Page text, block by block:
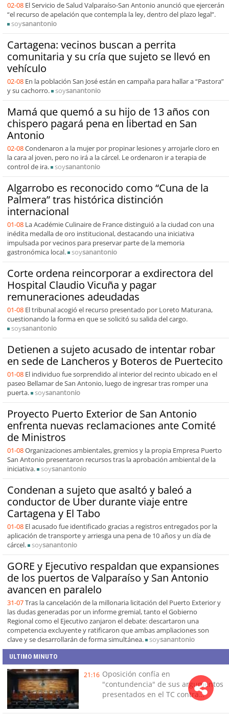
02-08 El Servicio de Salud Valparaíso-San Antonio anunció que ejercerán
“el recurso de apelación que contempla la ley, dentro del plazo legal”.
soysanantonio
Cartagena: vecinos buscan a perrita
comunitaria y su cría que sujeto se llevó en
vehículo
02-08 En la población San José están en campaña para hallar a “Pastora”
y su cachorro.
soysanantonio
Mamá que quemó a su hijo de 13 años con
chispero pagará pena en libertad en San
Antonio
02-08Condenaron a la mujer por propinar lesiones y arrojarle cloro en
la cara al joven, pero no irá a la cárcel. Le ordenaron ir a terapia de
control de ira.
soysanantonio
Algarrobo es reconocido como “Cuna de la
Palmera” tras histórica distinción
internacional
01-08 La Académie Culinaire de France distinguió a la ciudad con una
inédita medalla de oro institucional, destacando una iniciativa
impulsada por vecinos para preservar parte de la memoria
gastronómica local.
soysanantonio
Corte ordena reincorporar a exdirectora del
Hospital Claudio Vicuña y pagar
remuneraciones adeudadas
01-08 El tribunal acogió el recurso presentado por Loreto Maturana,
cuestionando la forma en que se solicitó su salida del cargo.
soysanantonio
Detienen a sujeto acusado de intentar robar
en sede de Lancheros y Boteros de Puertecito
01-08 El individuo fue sorprendido al interior del recinto ubicado en el
paseo Bellamar de San Antonio, luego de ingresar tras romper una
puerta.
soysanantonio
Proyecto Puerto Exterior de San Antonio
enfrenta nuevas reclamaciones ante Comité
de Ministros
01-08Organizaciones ambientales, gremios y la propia Empresa Puerto
San Antonio presentaron recursos tras la aprobación ambiental de la
iniciativa.
soysanantonio
Condenan a sujeto que asaltó y baleó a
conductor de Uber durante viaje entre
Cartagena y El Tabo
01-08 El acusado fue identificado gracias a registros entregados por la
aplicación de transporte y arriesga una pena de 10 años y un día de
cárcel.
soysanantonio
GORE y Ejecutivo respaldan que expansiones
de los puertos de Valparaíso y San Antonio
avancen en paralelo
31-07Tras la cancelación de la millonaria licitación del Puerto Exterior y
las dudas generadas por un informe gremial, tanto el Gobierno
Regional como el Ejecutivo zanjaron el debate: descartaron una
competencia excluyente y ratificaron que ambas ampliaciones son
clave y se desarrollarán de forma simultánea.
soysanantonio
ULTIMO MINUTO
21:16 Oposición confía en
"contundencia" de sus argumentos
presentados en el TC contra